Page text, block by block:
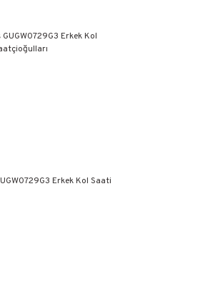
ÖZEL FİYATLAR
FIRSATLAR